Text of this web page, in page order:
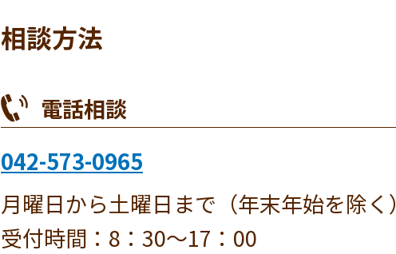
相談方法
電話相談
042-573-0965
月曜日から土曜日まで（年末年始を除く）
受付時間：8：30～17：00